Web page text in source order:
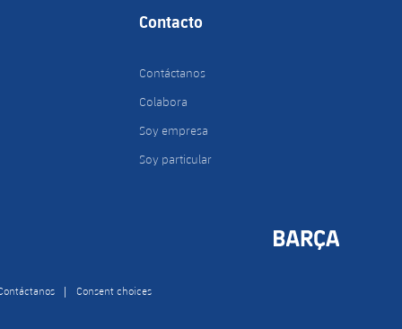
Contacto
Contáctanos
Colabora
Soy empresa
Soy particular
Consent choices